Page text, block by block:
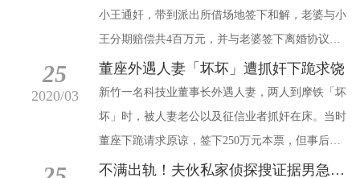
小王通奸，带到派出所借场地签下和解，老婆与小
王分期赔偿共4百万元，并与老婆签下离婚协议
书，事后仅付了20万就反悔了
25
2020/03
董座外遇人妻「坏坏」遭抓奸下跪求饶
新竹一名科技业董事长外遇人妻，两人到摩铁「坏
坏」时，被人妻老公以及征信业者抓奸在床。当时
董座下跪请求原谅，签下250万元本票，但事后反
悔，反告人妻的绿帽夫，认为绿帽夫趁他
不满出轨！夫伙私家侦探搜证据男急跳楼逃